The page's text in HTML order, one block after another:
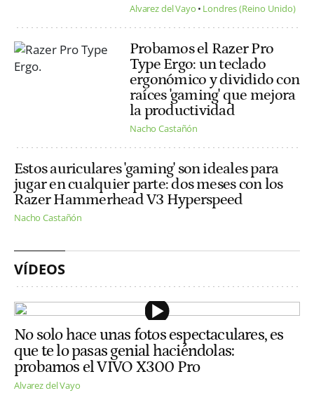
Alvarez del Vayo Londres (Reino Unido)
Probamos el Razer Pro
Type Ergo: un teclado
ergonómico y dividido con
raíces 'gaming' que mejora
la productividad
Nacho Castañón
Estos auriculares 'gaming' son ideales para
jugar en cualquier parte: dos meses con los
Razer Hammerhead V3 Hyperspeed
Nacho Castañón
VÍDEOS
No solo hace unas fotos espectaculares, es
que te lo pasas genial haciéndolas:
probamos el VIVO X300 Pro
Alvarez del Vayo